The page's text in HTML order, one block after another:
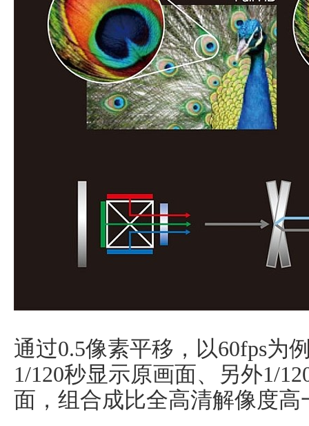
通过0.5像素平移，以60fps为
1/120秒显示原画面、另外1/
面，组合成比全高清解像度